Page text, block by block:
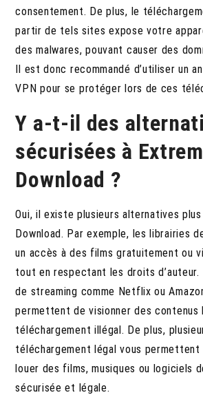
consentement. De plus, le
partir de tels sites expose votre
des malwares, pouvant causer des
Il est donc recommandé d’utiliser un
VPN pour se protéger lors de ces
Y a-t-il des
sécurisées à
Download ?
Oui, il existe plusieurs alternatives
Download. Par exemple, les librairies
un accès à des films gratuitement ou
tout en respectant les droits
de streaming comme Netflix ou
permettent de visionner des contenus
téléchargement illégal. De plus,
téléchargement légal vous permettent
louer des films, musiques ou logiciels
sécurisée et légale.